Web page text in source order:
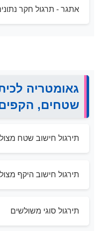
אתגר - תרגול חקר
גאומטריה
שטחים, הקפים
תירגול חישוב שטח
תירגול חישוב היקף
תירגול סוגי משולשים